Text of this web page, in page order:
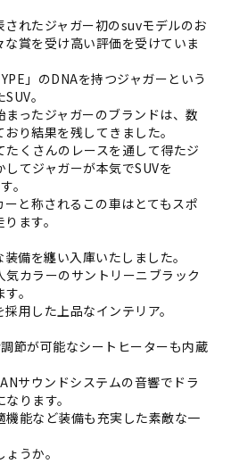
されたジャガー初のsuvモデルのお
賞を受け高い評価を受けていま
」のDNAを持つジャガーという
。
ったジャガーのブランドは、数
り結果を残してきました。
くさんのレースを通して得たジ
てジャガーが本気でSUVを
。
と称されるこの車はとてもスポ
ます。
備を纏い入庫いたしました。
カラーのサントリーニブラック
。
用した上品なインテリア。
節が可能なシートヒーターも内蔵
サウンドシステムの音響でドラ
ります。
能など装備も充実した素敵な一
うか。